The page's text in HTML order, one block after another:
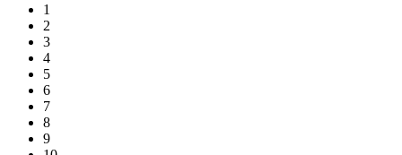
1
2
3
4
5
6
7
8
9